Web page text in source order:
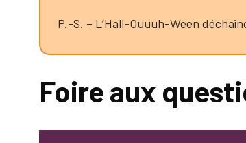
P.-S. – L’Hall-Ouuuh-Ween
Foire aux